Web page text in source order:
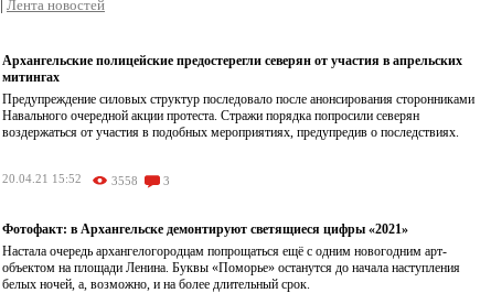
| Лента новостей
Архангельские полицейские предостерегли северян от участия в апрельских
митингах
Предупреждение силовых структур последовало после анонсирования сторонниками
Навального очередной акции протеста. Стражи порядка попросили северян
воздержаться от участия в подобных мероприятиях, предупредив о последствиях.
20.04.21 15:52 3558 3
Фотофакт: в Архангельске демонтируют светящиеся цифры «2021»
Настала очередь архангелогородцам попрощаться ещё с одним новогодним арт-
объектом на площади Ленина. Буквы «Поморье» останутся до начала наступления
белых ночей, а, возможно, и на более длительный срок.